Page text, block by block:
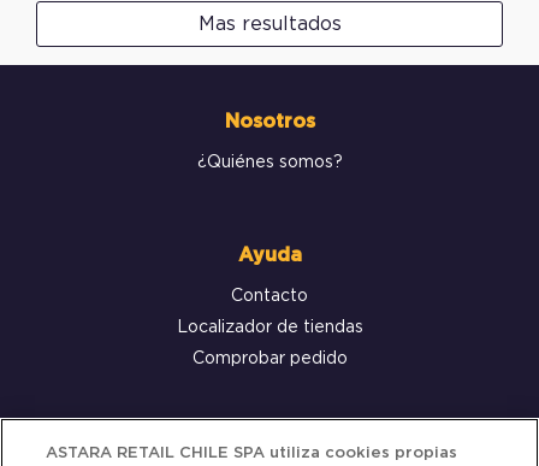
Mas resultados
Nosotros
¿Quiénes somos?
Ayuda
Contacto
Localizador de tiendas
Comprobar pedido
Servicio al cliente
ASTARA RETAIL CHILE SPA utiliza cookies propias